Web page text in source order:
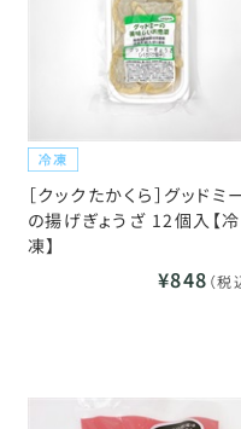
［クックたかくら］グッドミ
の揚げぎょうざ 12個入【冷
凍】
¥848 （税